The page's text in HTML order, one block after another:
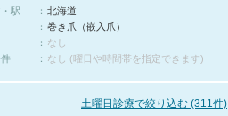
駅
北海道
巻き爪（嵌入爪）
なし
なし (曜日や時間帯を指定できます)
土曜日診療で絞り込む (311件)